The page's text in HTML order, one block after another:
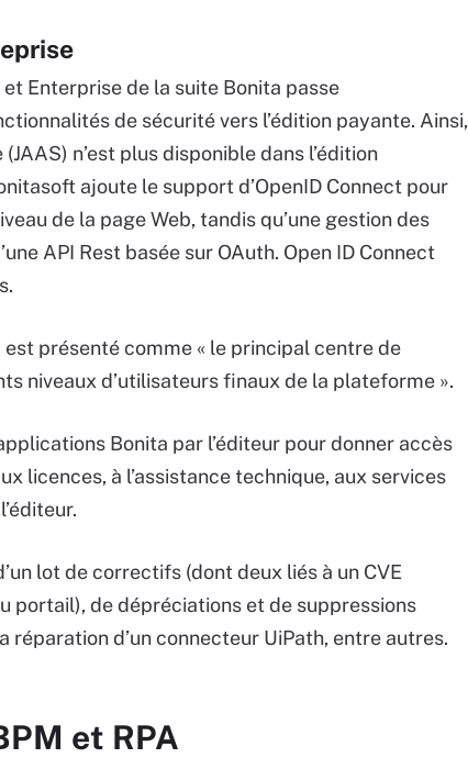
Enterprise de la suite Bonita passe
de sécurité vers l’édition payante. Ainsi,
n’est plus disponible dans l’édition
ajoute le support d’OpenID Connect pour
de la page Web, tandis qu’une gestion des
API Rest basée sur OAuth. Open ID Connect
présenté comme « le principal centre de
niveaux d’utilisateurs finaux de la plateforme ».
Bonita par l’éditeur pour donner accès
licences, à l’assistance technique, aux services
lot de correctifs (dont deux liés à un CVE
portail), de dépréciations et de suppressions
réparation d’un connecteur UiPath, entre autres.
et RPA